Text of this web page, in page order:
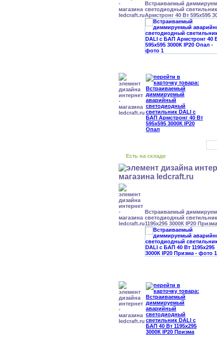
Встраиваемый
светодиодный
Армстронг 40 Вт 595x595
Есть на складе
Встраиваемый
светодиодный
1195x295 3000К IP20 Призма